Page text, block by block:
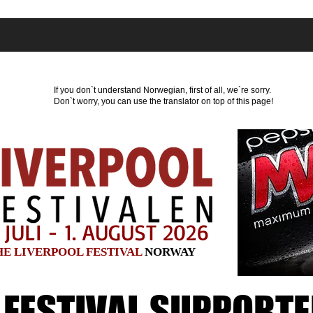
- 1. AUGUST 2026
If you don`t understand Norwegian, first of all, we`re sorry.
Don`t worry, you can use the translator on top of this page!
LIVERPOOL FESTIVALNORWAY